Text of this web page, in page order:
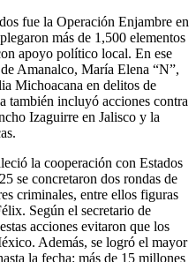
fue la Operación Enjambre en
más de 1,500 elementos
apoyo político local. En ese
Amanalco, María Elena “N”,
Michoacana en delitos de
también incluyó acciones contra
Izaguirre en Jalisco y la
la cooperación con Estados
se concretaron dos rondas de
criminales, entre ellos figuras
Según el secretario de
acciones evitaron que los
Además, se logró el mayor
la fecha: más de 15 millones